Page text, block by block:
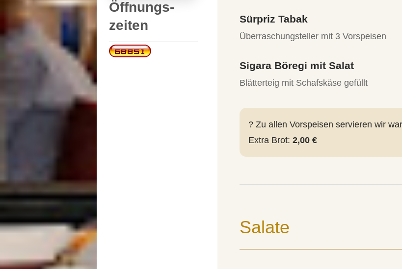
Öffnungs-
zeiten
Sürpriz Tabak
Überraschungsteller mit 3 Vorspeisen
Sigara Böregi mit Salat
Blätterteig mit Schafskäse gefüllt
? Zu allen Vorspeisen servieren wir
Extra Brot: 2,00 €
Salate